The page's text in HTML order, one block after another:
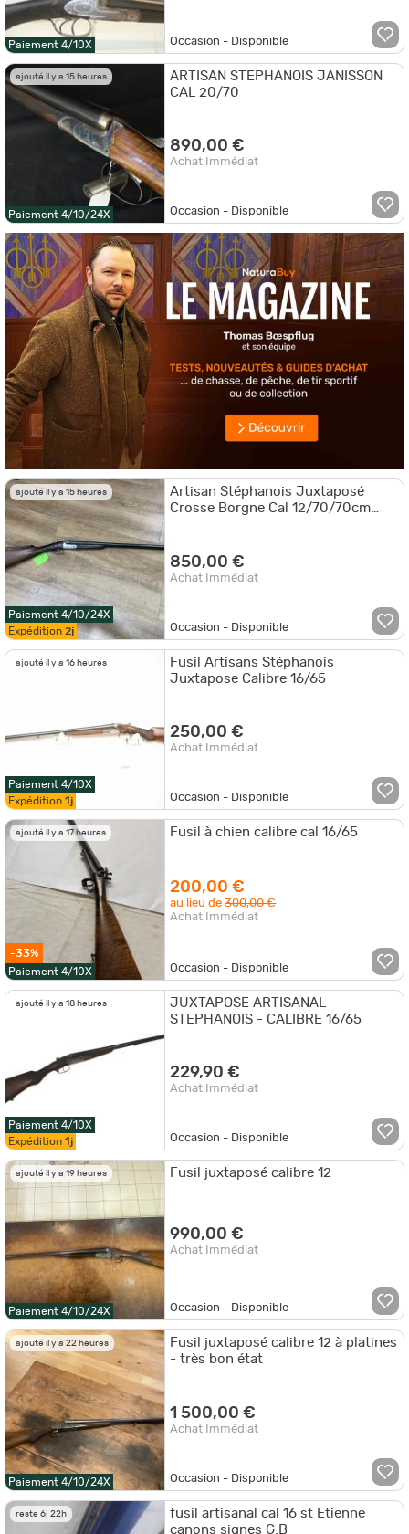
Paiement 4/10X Occasion - Disponible
ajouté il y a 15 heures
Paiement 4/10/24X
ARTISAN STEPHANOIS JANISSON
CAL 20/70
890,00 €
Achat Immédiat
Occasion - Disponible
ajouté il y a 15 heures
Paiement 4/10/24X
Expédition 2j
Artisan Stéphanois Juxtaposé
Crosse Borgne Cal 12/70/70cm
850,00 €
Achat Immédiat
Occasion - Disponible
ajouté il y a 16 heures
Paiement 4/10X
Expédition 1j
Fusil Artisans Stéphanois
Juxtapose Calibre 16/65
250,00 €
Achat Immédiat
Occasion - Disponible
ajouté il y a 17 heures
-33%
Paiement 4/10X
Fusil à chien calibre cal 16/65
200,00 €
au lieu de300,00 €
Achat Immédiat
Occasion - Disponible
ajouté il y a 18 heures
Paiement 4/10X
Expédition 1j
JUXTAPOSE ARTISANAL
STEPHANOIS - CALIBRE 16/65
229,90 €
Achat Immédiat
Occasion - Disponible
ajouté il y a 19 heures
Paiement 4/10/24X
Fusil juxtaposé calibre 12
990,00 €
Achat Immédiat
Occasion - Disponible
ajouté il y a 22 heures
Paiement 4/10/24X
Fusil juxtaposé calibre 12 à platines
- très bon état
1 500,00 €
Achat Immédiat
Occasion - Disponible
reste 6j 22h
fusil artisanal cal 16 st Etienne
canons signes G.B